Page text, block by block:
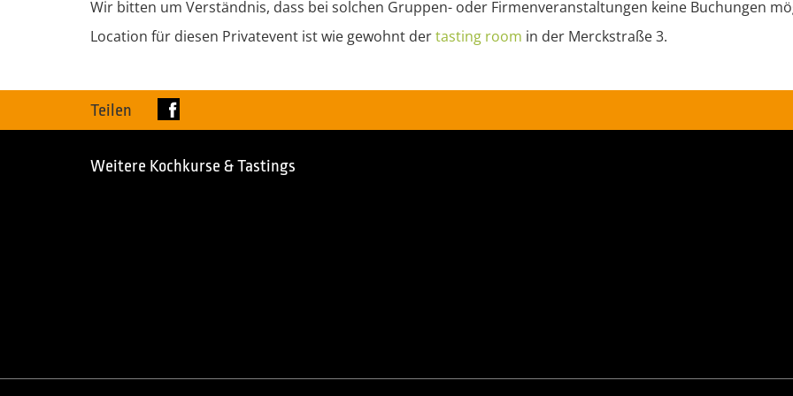
Wir bitten um Verständnis, dass bei solchen Gruppen- oder Firmenveranstaltungen keine Buchungen
Location für diesen Privatevent ist wie gewohnt dertasting room in der Merckstraße 3.
Teilen
Weitere Kochkurse & Tastings